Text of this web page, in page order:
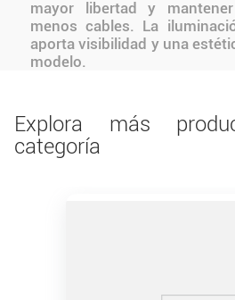
mayor libertad y
menos cables. La
aporta visibilidad y una
modelo.
Explora más
categoría